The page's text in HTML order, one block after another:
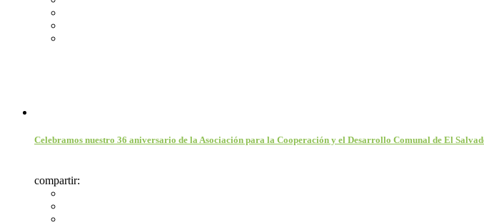
Celebramos nuestro 36 aniversario de la Asociación para la Cooperación y el Desarrollo Comunal de El
compartir: